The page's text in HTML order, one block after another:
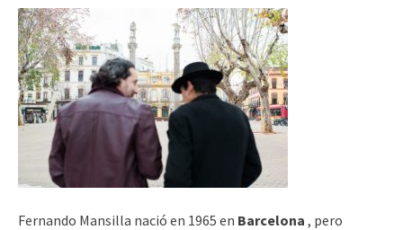
Fernando Mansilla nació en 1965 en Barcelona , pero